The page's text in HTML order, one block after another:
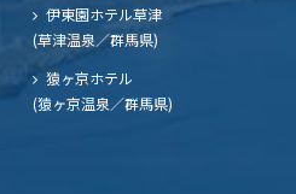
伊東園ホテル草津
(草津温泉／群馬県)
猿ヶ京ホテル
(猿ヶ京温泉／群馬県)